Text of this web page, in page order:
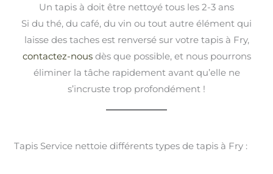
Un tapis à doit être nettoyé tous les 2-3 ans
Si du thé, du café, du vin ou tout autre élément qui
laisse des taches est renversé sur votre tapis à Fry,
contactez-nousdès que possible, et nous pourrons
éliminer la tâche rapidement avant qu’elle ne
s’incruste trop profondément !
Tapis Service nettoie différents types de tapis à Fry :